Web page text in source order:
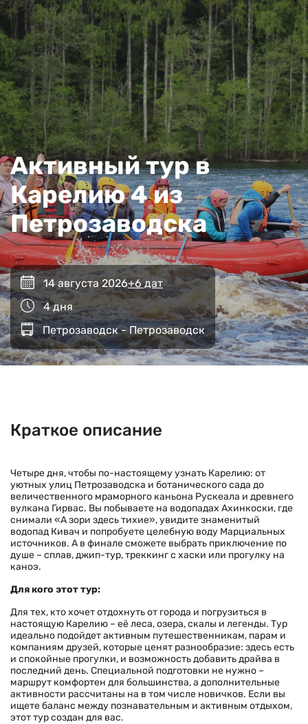
Активный тур в
Карелию 4 из
Петрозаводска
14 августа 2026+6 дат
4 дня
Петрозаводск - Петрозаводск
Краткое описание
Четыре дня, чтобы по-настоящему узнать Карелию: от
уютных улиц Петрозаводска и ботанического сада до
величественного мраморного каньона Рускеала и древнего
вулкана Гирвас. Вы побываете на водопадах Ахинкоски, где
снимали «А зори здесь тихие», увидите знаменитый
водопад Кивач и попробуете целебную воду Марциальных
источников. А в финале сможете выбрать приключение по
душе – сплав, джип-тур, треккинг с хаски или прогулку на
каноэ.
Для кого этот тур:
Для тех, кто хочет отдохнуть от города и погрузиться в
настоящую Карелию – её леса, озера, скалы и легенды. Тур
идеально подойдет активным путешественникам, парам и
компаниям друзей, которые ценят разнообразие: здесь есть
и спокойные прогулки, и возможность добавить драйва в
последний день. Специальной подготовки не нужно –
маршрут комфортен для большинства, а дополнительные
активности рассчитаны на в том числе новичков. Если вы
ищете баланс между познавательным и активным отдыхом,
этот тур создан для вас.